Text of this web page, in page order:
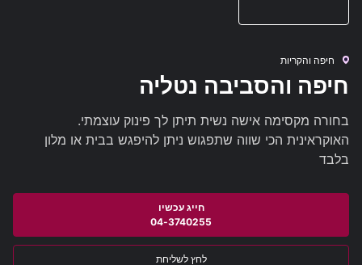
חיפה והקריות
חיפה והסביבה נטליה
בחורה מקסימה אישה נשית תיתן לך פינוק עוצמתי.
האוקראינית הכי שווה שתפגוש ניתן להיפגש בבית או מלון
בלבד
04-3740255